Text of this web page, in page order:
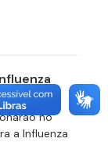
no
a Influenza